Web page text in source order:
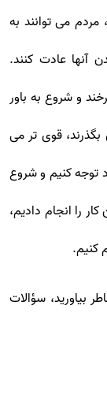
می توانند به
آنها عادت کنند.
و شروع به باور
قوی تر می
توجه کنیم و شروع
را انجام دادیم،
کنیم.
بیاورید، سؤالات